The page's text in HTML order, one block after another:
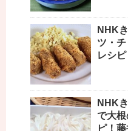
NHK
ツ・
レシ
NHK
で大
ピ！